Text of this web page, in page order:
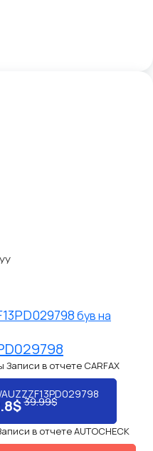
був на
в отчете CARFAX
39.99$
в отчете AUTOCHECK